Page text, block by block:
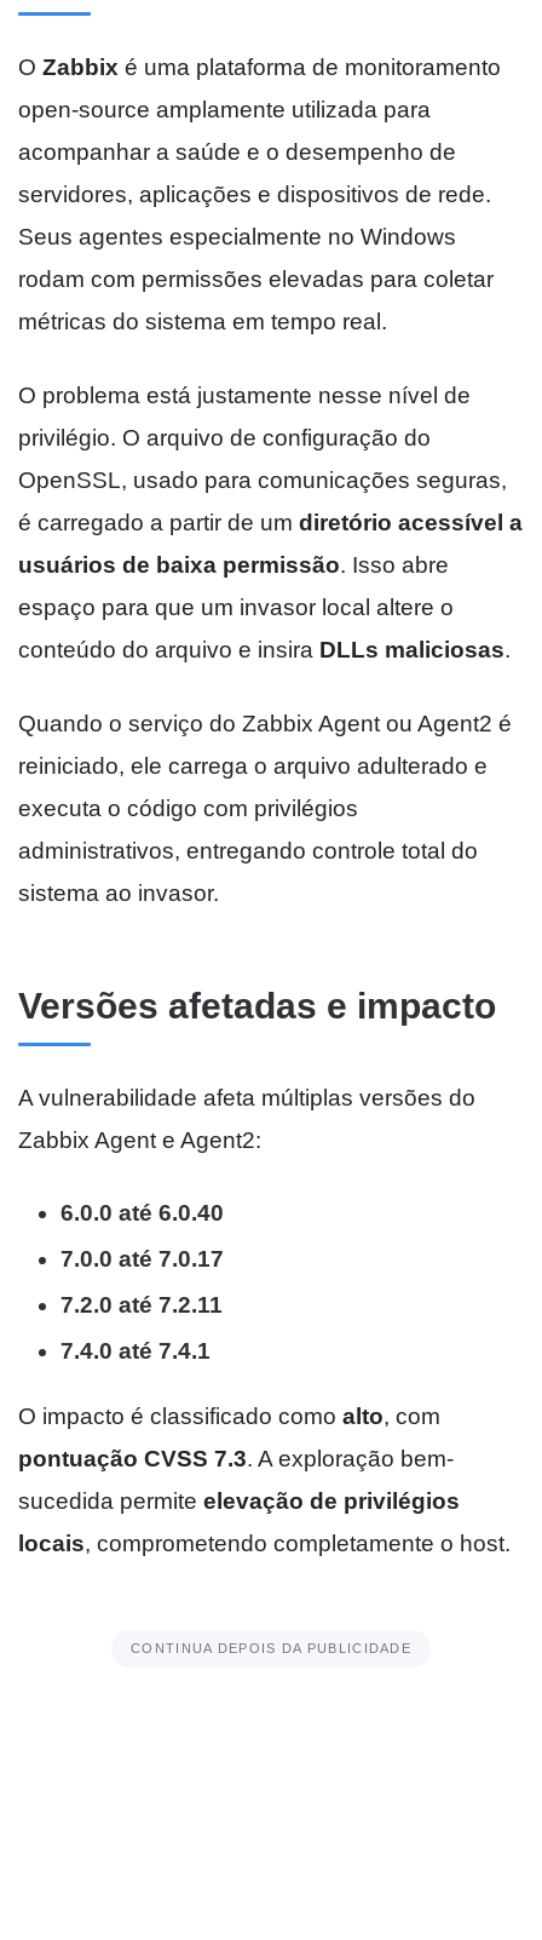
O Zabbix é uma plataforma de monitoramento
open-source amplamente utilizada para
acompanhar a saúde e o desempenho de
servidores, aplicações e dispositivos de rede.
Seus agentes especialmente no Windows
rodam com permissões elevadas para coletar
métricas do sistema em tempo real.
O problema está justamente nesse nível de
privilégio. O arquivo de configuração do
OpenSSL, usado para comunicações seguras,
é carregado a partir de um diretório acessível a
usuários de baixa permissão. Isso abre
espaço para que um invasor local altere o
conteúdo do arquivo e insira DLLs maliciosas.
Quando o serviço do Zabbix Agent ou Agent2 é
reiniciado, ele carrega o arquivo adulterado e
executa o código com privilégios
administrativos, entregando controle total do
sistema ao invasor.
Versões afetadas e impacto
A vulnerabilidade afeta múltiplas versões do
Zabbix Agent e Agent2:
6.0.0 até 6.0.40
7.0.0 até 7.0.17
7.2.0 até 7.2.11
7.4.0 até 7.4.1
O impacto é classificado como alto, com
pontuação CVSS 7.3. A exploração bem-
sucedida permite elevação de privilégios
locais, comprometendo completamente o host.
CONTINUA DEPOIS DA PUBLICIDADE